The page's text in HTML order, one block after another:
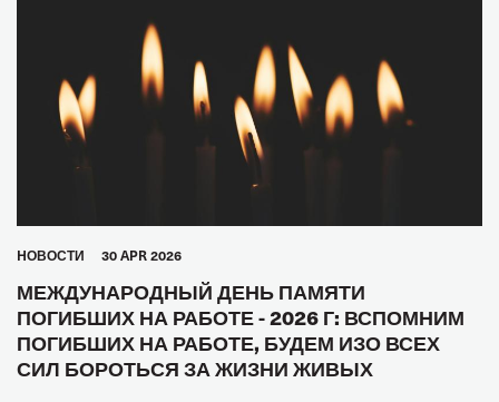
HОВОСТИ 30 APR 2026
МЕЖДУНАРОДНЫЙ ДЕНЬ ПАМЯТИ
ПОГИБШИХ НА РАБОТЕ - 2026 Г: ВСПОМНИМ
ПОГИБШИХ НА РАБОТЕ, БУДЕМ ИЗО ВСЕХ
СИЛ БОРОТЬСЯ ЗА ЖИЗНИ ЖИВЫХ